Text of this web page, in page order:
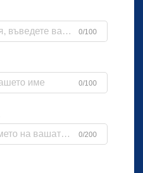
0/100
0/100
0/200